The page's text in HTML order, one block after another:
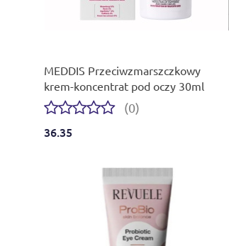
MEDDIS Przeciwzmarszczkowy
krem-koncentrat pod oczy 30ml
(0)
36.35